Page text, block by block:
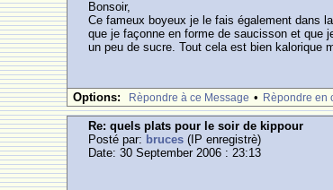
Bonsoir,
Ce fameux boyeux je le fais également dans
que je façonne en forme de saucisson et que
un peu de sucre. Tout cela est bien kalorique
Options: Rèpondre à ce Message • Rèpondre en
Re: quels plats pour le soir de kippour
Posté par: bruces (IP enregistrè)
Date: 30 September 2006 : 23:13